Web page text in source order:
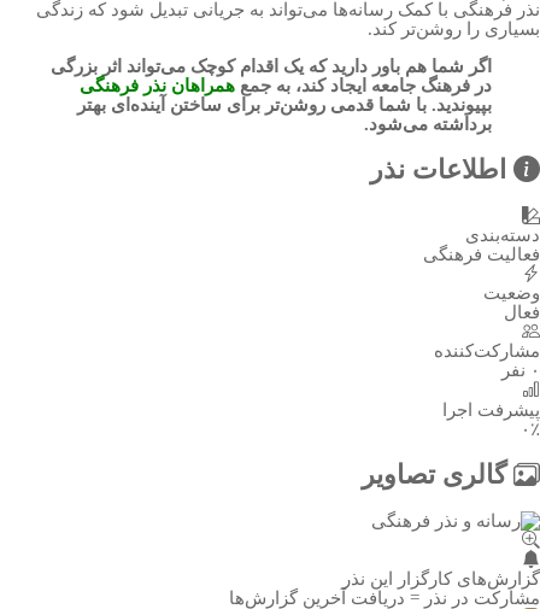
نذر فرهنگی با کمک رسانه‌ها می‌تواند به جریانی تبدیل شود که زندگی
بسیاری را روشن‌تر کند.
اگر شما هم باور دارید که یک اقدام کوچک می‌تواند اثر بزرگی
در فرهنگ جامعه ایجاد کند، به جمع همراهان نذر فرهنگی
بپیوندید. با شما قدمی روشن‌تر برای ساختن آینده‌ای بهتر
برداشته می‌شود.
اطلاعات نذر
دسته‌بندی
فعالیت فرهنگی
وضعیت
فعال
مشارکت‌کننده
۰ نفر
پیشرفت اجرا
۰٪
گالری تصاویر
گزارش‌های کارگزار این نذر
مشارکت در نذر = دریافت آخرین گزارش‌ها